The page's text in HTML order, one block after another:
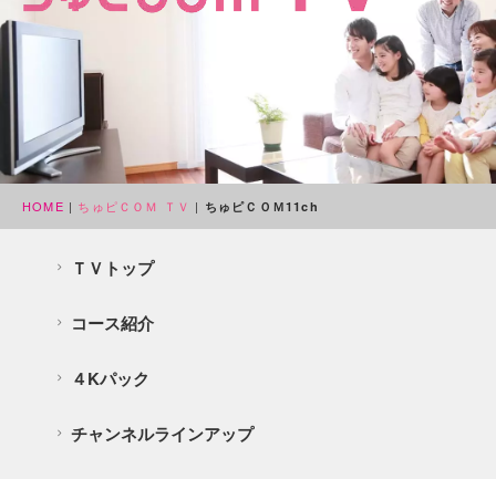
HOME | ちゅピＣＯＭ ＴＶ | ちゅピＣＯＭ11ch
ＴＶトップ
コース紹介
４Kパック
チャンネルラインアップ